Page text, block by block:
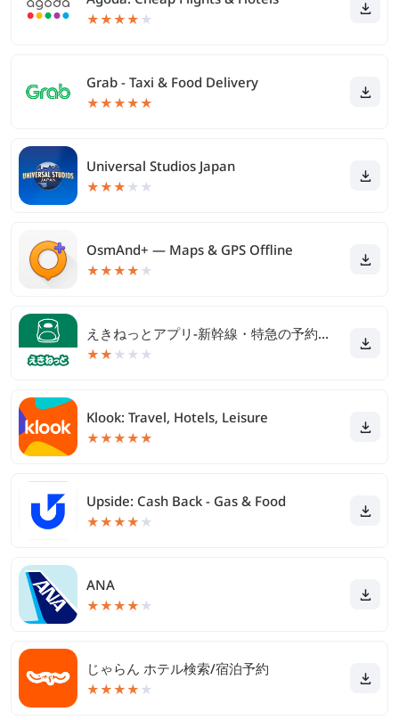
★★★★ ★
Grab - Taxi & Food Delivery
★★★★★
Universal Studios Japan
★★★ ★ ★
OsmAnd+ — Maps & GPS Offline
★★★★ ★
えきねっとアプリ-新幹線・特急の予約｜JR新幹線予約
★★ ★ ★ ★
Klook: Travel, Hotels, Leisure
★★★★★
Upside: Cash Back - Gas & Food
★★★★ ★
ANA
★★★★ ★
じゃらん ホテル検索/宿泊予約
★★★★ ★